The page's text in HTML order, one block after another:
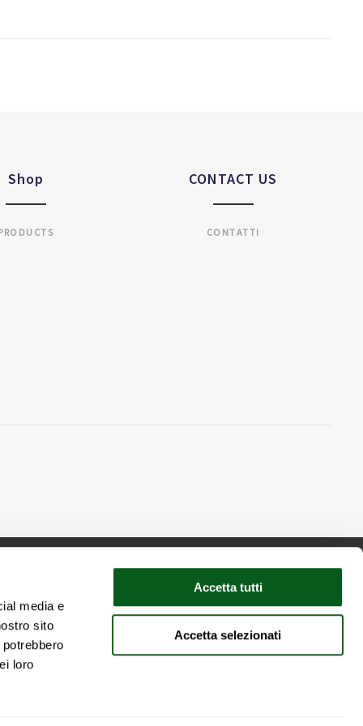
media e
sito
loro
Accetta tutti
Accetta selezionati
Shop CONTACT US
CONTATTI